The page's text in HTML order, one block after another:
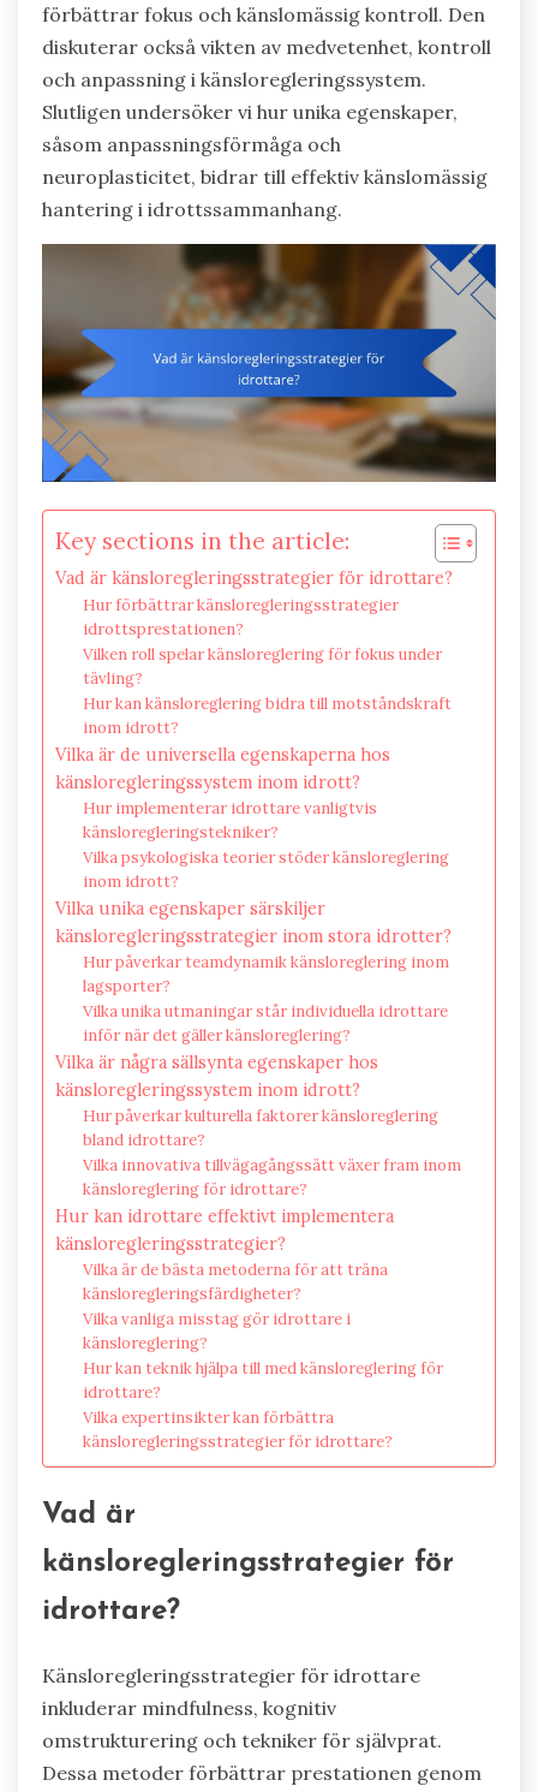
förbättrar fokus och känslomässig kontroll. Den
diskuterar också vikten av medvetenhet, kontroll
och anpassning i känsloregleringssystem.
Slutligen undersöker vi hur unika egenskaper,
såsom anpassningsförmåga och
neuroplasticitet, bidrar till effektiv känslomässig
hantering i idrottssammanhang.
Key sections in the article:
Vad är känsloregleringsstrategier för idrottare?
Hur förbättrar känsloregleringsstrategier
idrottsprestationen?
Vilken roll spelar känsloreglering för fokus under
tävling?
Hur kan känsloreglering bidra till motståndskraft
inom idrott?
Vilka är de universella egenskaperna hos
känsloregleringssystem inom idrott?
Hur implementerar idrottare vanligtvis
känsloregleringstekniker?
Vilka psykologiska teorier stöder känsloreglering
inom idrott?
Vilka unika egenskaper särskiljer
känsloregleringsstrategier inom stora idrotter?
Hur påverkar teamdynamik känsloreglering inom
lagsporter?
Vilka unika utmaningar står individuella idrottare
inför när det gäller känsloreglering?
Vilka är några sällsynta egenskaper hos
känsloregleringssystem inom idrott?
Hur påverkar kulturella faktorer känsloreglering
bland idrottare?
Vilka innovativa tillvägagångssätt växer fram inom
känsloreglering för idrottare?
Hur kan idrottare effektivt implementera
känsloregleringsstrategier?
Vilka är de bästa metoderna för att träna
känsloregleringsfärdigheter?
Vilka vanliga misstag gör idrottare i
känsloreglering?
Hur kan teknik hjälpa till med känsloreglering för
idrottare?
Vilka expertinsikter kan förbättra
känsloregleringsstrategier för idrottare?
Vad är
känsloregleringsstrategier för
idrottare?
Känsloregleringsstrategier för idrottare
inkluderar mindfulness, kognitiv
omstrukturering och tekniker för självprat.
Dessa metoder förbättrar prestationen genom